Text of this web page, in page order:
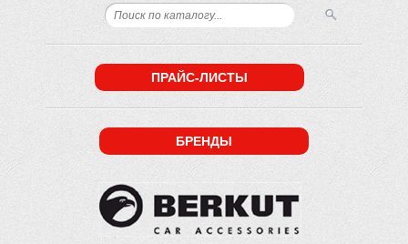
ПРАЙС-ЛИСТЫ
БРЕНДЫ